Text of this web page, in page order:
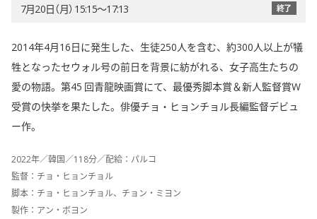
7月20日（月） 15:15〜17:13 終了
2014年4月16日に発生した、生徒250人を含む、約300人以上が犠
牲となったセウォル号の前日を背景に紡がれる、女子高生たちの
愛の物語。第45 回青龍映画賞にて、最優秀脚本賞＆新人監督賞W
受賞の快挙を果たした。俳優チョ・ヒョンチョル長編監督デビュ
ー作。
2022年／韓国／118分／配給：パルコ
監督：チョ・ヒョンチョル
脚本：チョ・ヒョンチョル、チョン・ミヨン
製作：アン・ボヨン